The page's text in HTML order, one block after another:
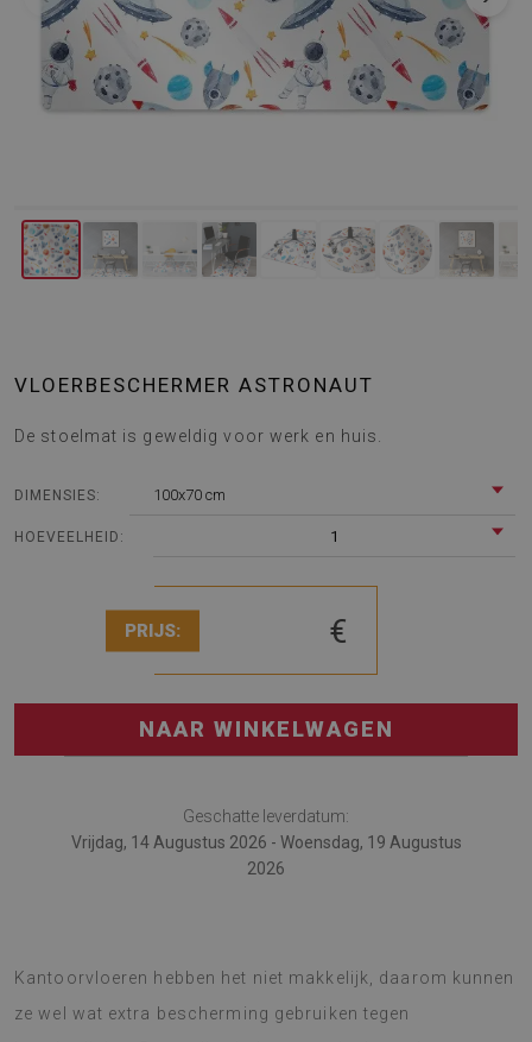
VLOERBESCHERMER ASTRONAUT
De stoelmat is geweldig voor werk en huis.
DIMENSIES: 100x70 cm
HOEVEELHEID: 1
PRIJS: €
NAAR WINKELWAGEN
Geschatte leverdatum:
Vrijdag, 14 Augustus 2026 - Woensdag, 19 Augustus
2026
Kantoorvloeren hebben het niet makkelijk, daarom kunnen
ze wel wat extra bescherming gebruiken tegen